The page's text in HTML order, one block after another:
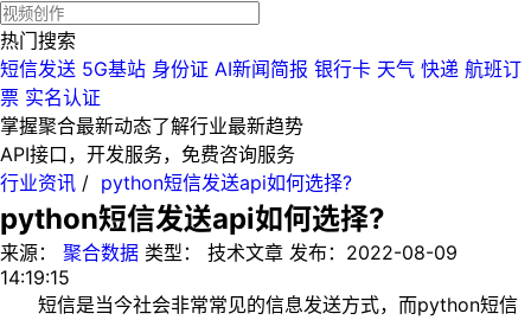
热门搜索
短信发送 5G基站 身份证 AI新闻简报 银行卡 天气 快递 航班订
票 实名认证
掌握聚合最新动态了解行业最新趋势
API接口，开发服务，免费咨询服务
行业资讯 / python短信发送api如何选择?
python短信发送api如何选择?
来源： 聚合数据 类型： 技术文章 发布： 2022-08-09
14:19:15
短信是当今社会非常常见的信息发送方式，而python短信